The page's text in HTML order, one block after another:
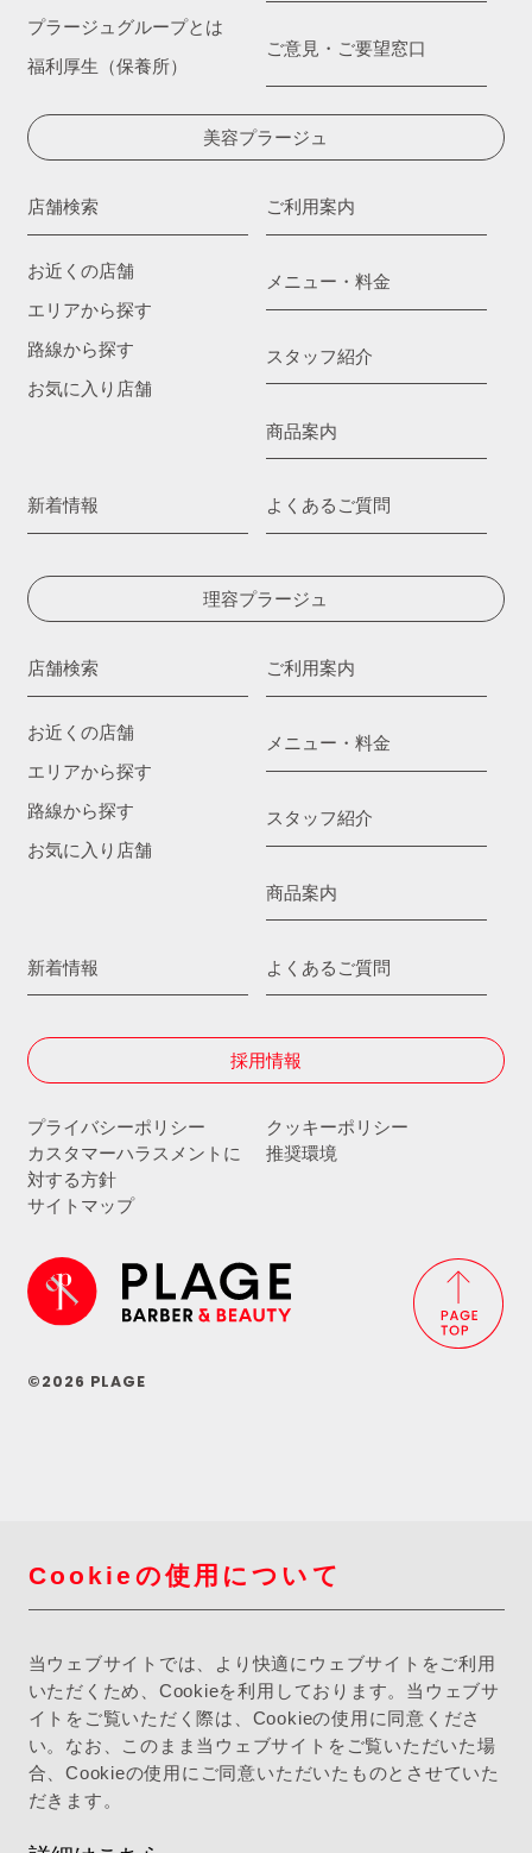
プラージュグループとは
福利厚生（保養所）
ご意見・ご要望窓口
美容プラージュ
店舗検索
お近くの店舗
エリアから探す
路線から探す
お気に入り店舗
ご利用案内
メニュー・料金
スタッフ紹介
商品案内
新着情報 よくあるご質問
理容プラージュ
店舗検索
お近くの店舗
エリアから探す
路線から探す
お気に入り店舗
ご利用案内
メニュー・料金
スタッフ紹介
商品案内
新着情報 よくあるご質問
採用情報
プライバシーポリシー
クッキーポリシー
カスタマーハラスメントに
対する方針
推奨環境
サイトマップ
©2026 PLAGE
Cookieの使用について
当ウェブサイトでは、より快適にウェブサイトをご利用
いただくため、Cookieを利用しております。当ウェブサ
イトをご覧いただく際は、Cookieの使用に同意くださ
い。なお、このまま当ウェブサイトをご覧いただいた場
合、Cookieの使用にご同意いただいたものとさせていた
だきます。